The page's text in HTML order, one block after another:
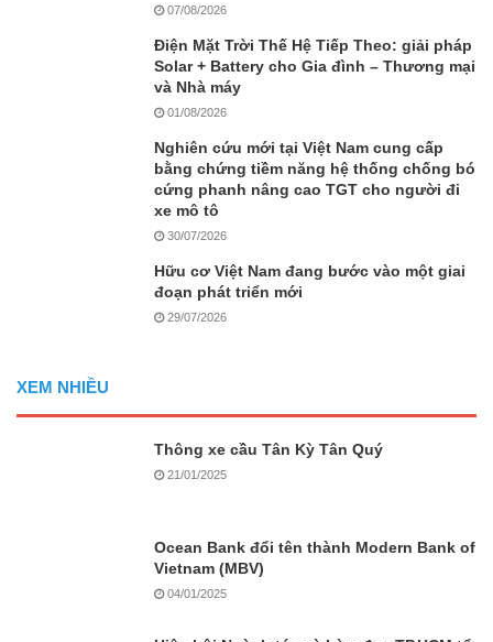
07/08/2026
Điện Mặt Trời Thế Hệ Tiếp Theo: giải pháp
Solar + Battery cho Gia đình – Thương mại
và Nhà máy
01/08/2026
Nghiên cứu mới tại Việt Nam cung cấp
bằng chứng tiềm năng hệ thống chống bó
cứng phanh nâng cao TGT cho người đi
xe mô tô
30/07/2026
Hữu cơ Việt Nam đang bước vào một giai
đoạn phát triển mới
29/07/2026
XEM NHIỀU
Thông xe cầu Tân Kỳ Tân Quý
21/01/2025
Ocean Bank đổi tên thành Modern Bank of
Vietnam (MBV)
04/01/2025